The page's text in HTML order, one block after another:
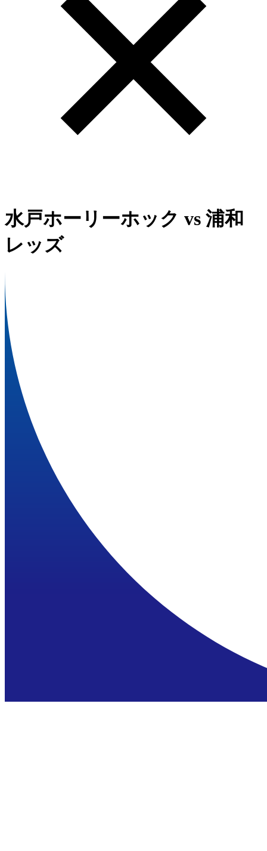
水戸ホーリーホック vs 浦和
レッズ